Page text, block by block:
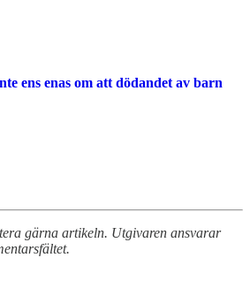
ens enas om att dödandet av barn
gärna artikeln. Utgivaren ansvarar